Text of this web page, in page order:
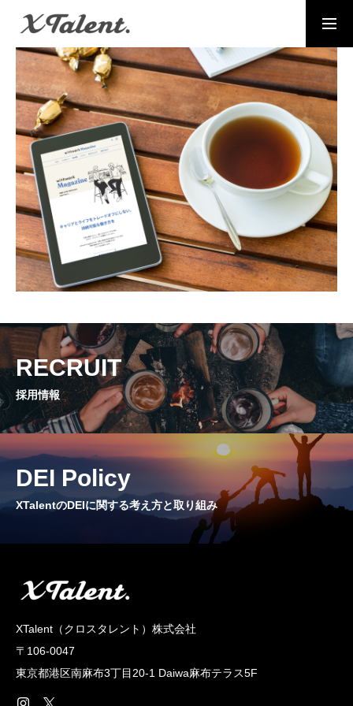
採用情報 お問い合わせ
MESSAGE
代表メッセージ
PRESIDENT
代表紹介
Service
サービス紹介
社員一覧
CROSS TALK
インタビュー / 座談会
RECRUIT
採用情報
NEWS
会社概要
RECRUIT
採用情報
DEI Policy
XTalentのDEIに関する考え方と取り組み
XTalent（クロスタレント）株式会社
〒106-0047
東京都港区南麻布3丁目20‐1 Daiwa麻布テラス5F